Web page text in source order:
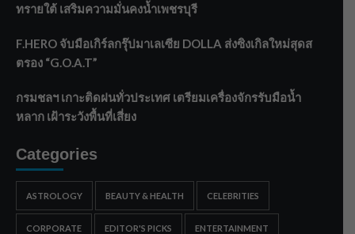
ทรายใต้ เสริมความมั่นคงน้ำเพชรบุรี
F.HERO จับมือเกิร์ลกรุ๊ปมาเลเซีย DOLLA ส่งซิงเกิลใหม่สุดส
ตรอง “G.O.A.T”
กรมชลฯ เกาะติดฝนทั่วประเทศ เตรียมเครื่องจักรรับมือน้ำ
หลาก เฝ้าระวังพื้นที่เสี่ยง
Categories
ASTROLOGY BEAUTY & HEALTH CELEBRITIES
CORPORATE EDITOR'S PICKS ENTERTAINMENT